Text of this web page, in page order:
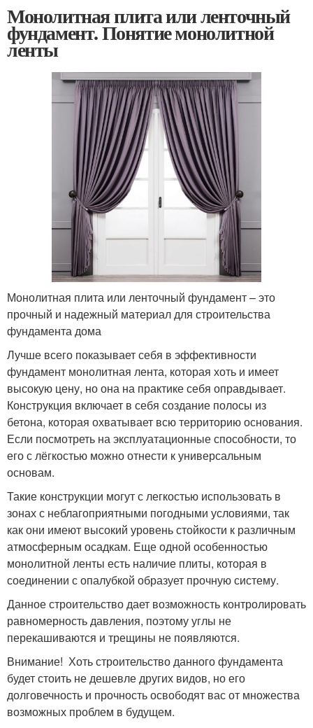
Монолитная плита или ленточный
фундамент. Понятие монолитной
ленты
Монолитная плита или ленточный фундамент – это
прочный и надежный материал для строительства
фундамента дома
Лучше всего показывает себя в эффективности
фундамент монолитная лента, которая хоть и имеет
высокую цену, но она на практике себя оправдывает.
Конструкция включает в себя создание полосы из
бетона, которая охватывает всю территорию основания.
Если посмотреть на эксплуатационные способности, то
его с лёгкостью можно отнести к универсальным
основам.
Такие конструкции могут с легкостью использовать в
зонах с неблагоприятными погодными условиями, так
как они имеют высокий уровень стойкости к различным
атмосферным осадкам. Еще одной особенностью
монолитной ленты есть наличие плиты, которая в
соединении с опалубкой образует прочную систему.
Данное строительство дает возможность контролировать
равномерность давления, поэтому углы не
перекашиваются и трещины не появляются.
Внимание! Хоть строительство данного фундамента
будет стоить не дешевле других видов, но его
долговечность и прочность освободят вас от множества
возможных проблем в будущем.